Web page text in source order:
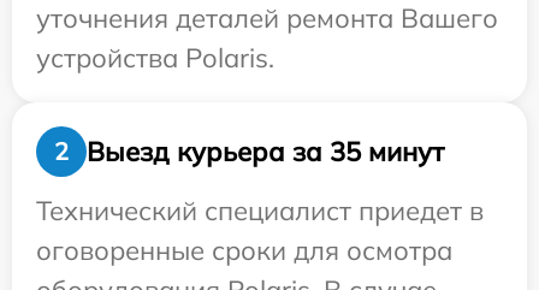
уточнения деталей ремонта Вашего
устройства Polaris.
2
Выезд курьера за 35 минут
Технический специалист приедет в
оговоренные сроки для осмотра